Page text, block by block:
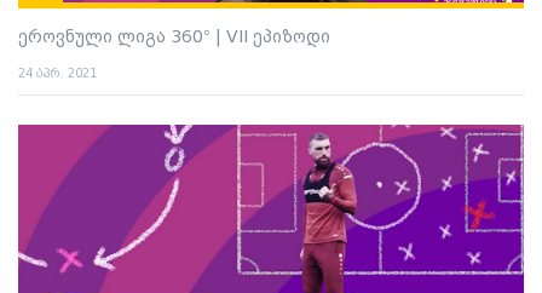
ეროვნული ლიგა 360° | VII ეპიზოდი
24 აპრ. 2021